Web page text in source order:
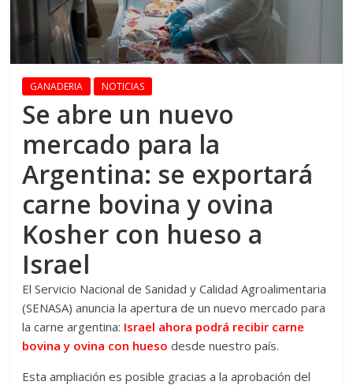
GANADERIA NOTICIAS
Se abre un nuevo
mercado para la
Argentina: se exportará
carne bovina y ovina
Kosher con hueso a
Israel
El Servicio Nacional de Sanidad y Calidad Agroalimentaria
(SENASA) anuncia la apertura de un nuevo mercado para
la carne argentina: Israel ahora podrá recibir carne
bovina y ovina con hueso desde nuestro país.
Esta ampliación es posible gracias a la aprobación del